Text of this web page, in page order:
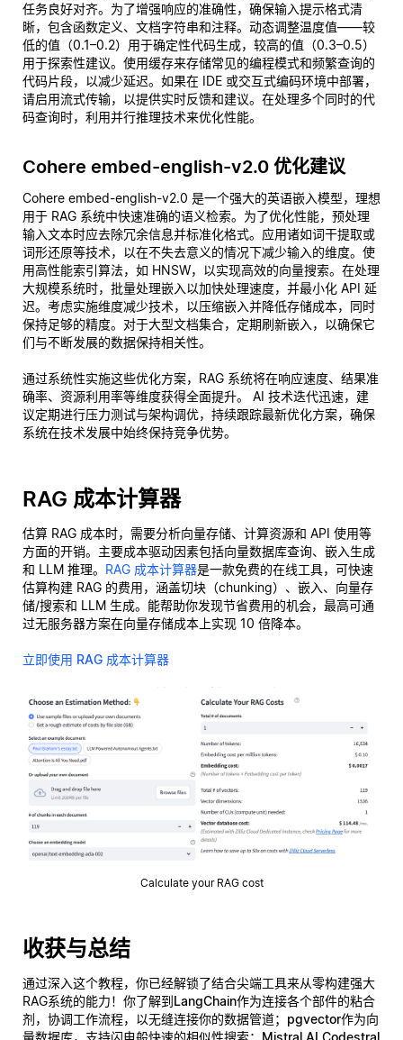
任务良好对齐。为了增强响应的准确性，确保输入提示格式清
晰，包含函数定义、文档字符串和注释。动态调整温度值——较
低的值（0.1–0.2）用于确定性代码生成，较高的值（0.3–0.5）
用于探索性建议。使用缓存来存储常见的编程模式和频繁查询的
代码片段，以减少延迟。如果在 IDE 或交互式编码环境中部署，
请启用流式传输，以提供实时反馈和建议。在处理多个同时的代
码查询时，利用并行推理技术来优化性能。
Cohere embed-english-v2.0 优化建议
Cohere embed-english-v2.0 是一个强大的英语嵌入模型，理想
用于 RAG 系统中快速准确的语义检索。为了优化性能，预处理
输入文本时应去除冗余信息并标准化格式。应用诸如词干提取或
词形还原等技术，以在不失去意义的情况下减少输入的维度。使
用高性能索引算法，如 HNSW，以实现高效的向量搜索。在处理
大规模系统时，批量处理嵌入以加快处理速度，并最小化 API 延
迟。考虑实施维度减少技术，以压缩嵌入并降低存储成本，同时
保持足够的精度。对于大型文档集合，定期刷新嵌入，以确保它
们与不断发展的数据保持相关性。
通过系统性实施这些优化方案，RAG 系统将在响应速度、结果准
确率、资源利用率等维度获得全面提升。 AI 技术迭代迅速，建
议定期进行压力测试与架构调优，持续跟踪最新优化方案，确保
系统在技术发展中始终保持竞争优势。
RAG 成本计算器
估算 RAG 成本时，需要分析向量存储、计算资源和 API 使用等
方面的开销。主要成本驱动因素包括向量数据库查询、嵌入生成
和 LLM 推理。 RAG 成本计算器是一款免费的在线工具，可快速
估算构建 RAG 的费用，涵盖切块（chunking）、嵌入、向量存
储/搜索和 LLM 生成。能帮助你发现节省费用的机会，最高可通
过无服务器方案在向量存储成本上实现 10 倍降本。
立即使用 RAG 成本计算器
Calculate your RAG cost
收获与总结
通过深入这个教程，你已经解锁了结合尖端工具来从零构建强大
RAG系统的能力！你了解到LangChain作为连接各个部件的粘合
剂，协调工作流程，以无缝连接你的数据管道； pgvector作为向
量数据库，支持闪电般快速的相似性搜索； Mistral AI Codestral